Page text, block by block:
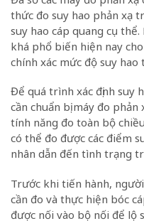
thức đo suy hao phản xạ
suy hao cáp quang cụ
khá phổ biến hiện nay
chính xác mức độ suy
Để quá trình xác định suy
cần chuẩn bị máy đo
tính năng đo toàn bộ
có thể đo được các điểm
nhân dẫn đến tình trạng
Trước khi tiến hành,
cần đo và thực hiện bóc
được nối vào bộ nối để lộ